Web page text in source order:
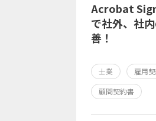
Acrobat
で社外、社
善！
士業
雇用
顧問契約書